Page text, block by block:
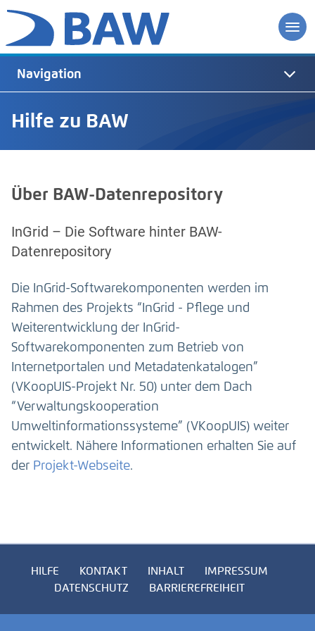
Hilfe zu BAW
Navigation
Über BAW-Datenrepository
InGrid – Die Software hinter BAW-
Datenrepository
Die InGrid-Softwarekomponenten werden im
Rahmen des Projekts “InGrid - Pflege und
Weiterentwicklung der InGrid-
Softwarekomponenten zum Betrieb von
Internetportalen und Metadatenkatalogen”
(VKoopUIS-Projekt Nr. 50) unter dem Dach
“Verwaltungskooperation
Umweltinformationssysteme” (VKoopUIS) weiter
entwickelt. Nähere Informationen erhalten Sie auf
der Projekt-Webseite.
HILFE KONTAKT INHALT
IMPRESSUM
DATENSCHUTZ
BARRIEREFREIHEIT